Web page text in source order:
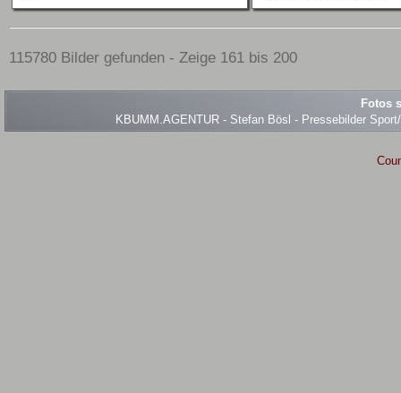
115780 Bilder gefunden - Zeige 161 bis 200
Fotos
KBUMM.AGENTUR - Stefan Bösl - Pressebilder